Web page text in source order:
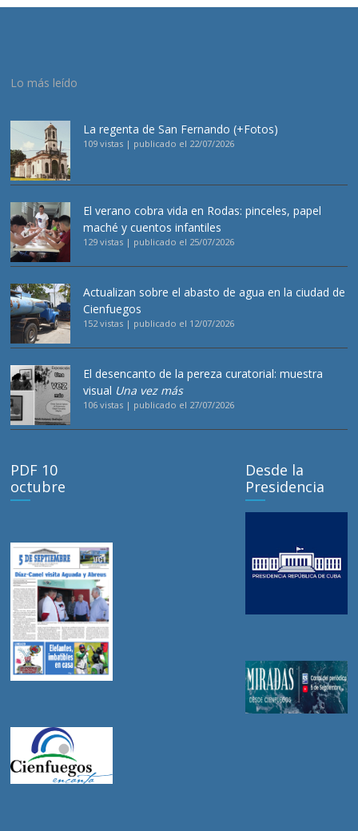
Lo más leído
La regenta de San Fernando (+Fotos)
109 vistas | publicado el 22/07/2026
El verano cobra vida en Rodas: pinceles, papel
maché y cuentos infantiles
129 vistas | publicado el 25/07/2026
Actualizan sobre el abasto de agua en la ciudad de
Cienfuegos
152 vistas | publicado el 12/07/2026
El desencanto de la pereza curatorial: muestra
visual Una vez más
106 vistas | publicado el 27/07/2026
PDF 10
octubre
Desde la
Presidencia